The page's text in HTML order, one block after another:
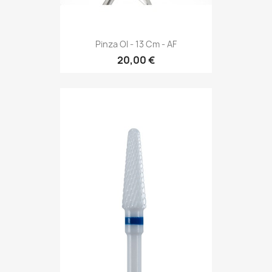
Pinza OI - 13 Cm - AF
20,00 €